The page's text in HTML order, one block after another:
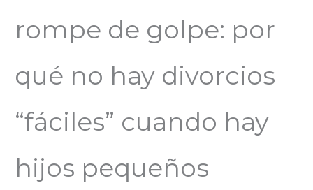
rompe de golpe: por
qué no hay divorcios
“fáciles” cuando hay
hijos pequeños